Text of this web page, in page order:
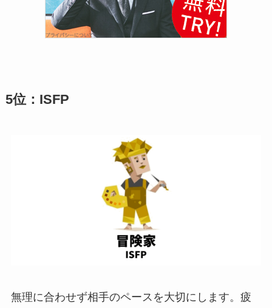
5位：ISFP
無理に合わせず相手のペースを大切にします。疲